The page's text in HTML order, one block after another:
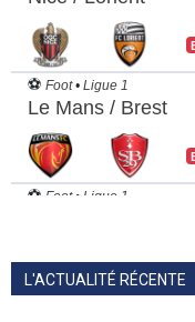
L'ACTUALITÉ RÉCENTE